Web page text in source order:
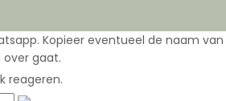
Kopieer eventueel de naam van
over gaat.
reageren.